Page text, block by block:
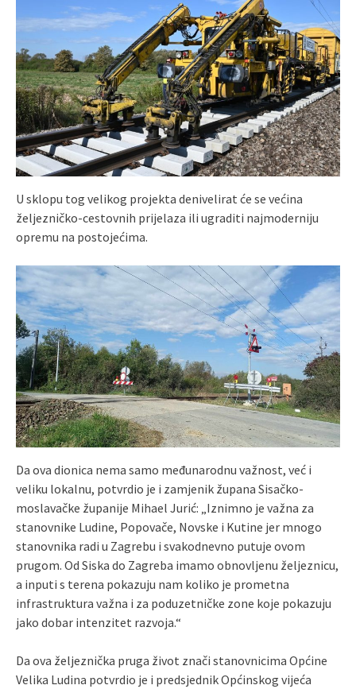
U sklopu tog velikog projekta denivelirat će se većina
željezničko-cestovnih prijelaza ili ugraditi najmoderniju
opremu na postojećima.
Da ova dionica nema samo međunarodnu važnost, već i
veliku lokalnu, potvrdio je i zamjenik župana Sisačko-
moslavačke županije Mihael Jurić: „Iznimno je važna za
stanovnike Ludine, Popovače, Novske i Kutine jer mnogo
stanovnika radi u Zagrebu i svakodnevno putuje ovom
prugom. Od Siska do Zagreba imamo obnovljenu željeznicu,
a inputi s terena pokazuju nam koliko je prometna
infrastruktura važna i za poduzetničke zone koje pokazuju
jako dobar intenzitet razvoja.“
Da ova željeznička pruga život znači stanovnicima Općine
Velika Ludina potvrdio je i predsjednik Općinskog vijeća